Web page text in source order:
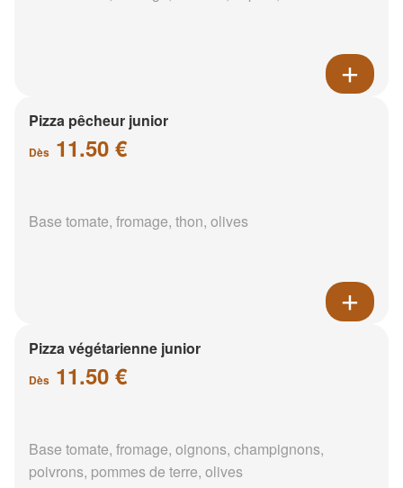
Pizza pêcheur junior
Dès 11.50 €
Base tomate, fromage, thon, olives
Pizza végétarienne junior
Dès 11.50 €
Base tomate, fromage, oignons, champignons,
poivrons, pommes de terre, olives